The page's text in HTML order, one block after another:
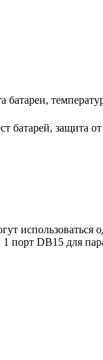
батареи,
защита от
использоваться
порт DB15 для